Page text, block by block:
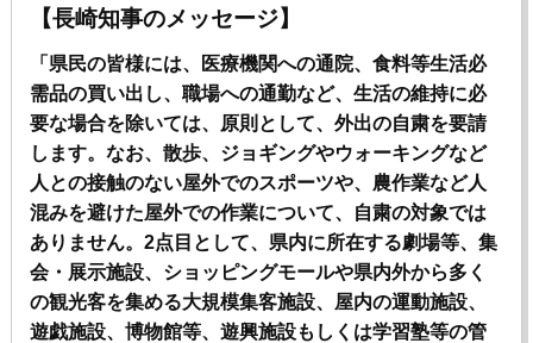
【長崎知事のメッセージ】
「県民の皆様には、医療機関への通院、食料等生活必
需品の買い出し、職場への通勤など、生活の維持に必
要な場合を除いては、原則として、外出の自粛を要請
します。なお、散歩、ジョギングやウォーキングなど
人との接触のない屋外でのスポーツや、農作業など人
混みを避けた屋外での作業について、自粛の対象では
ありません。2点目として、県内に所在する劇場等、集
会・展示施設、ショッピングモールや県内外から多く
の観光客を集める大規模集客施設、屋内の運動施設、
遊戯施設、博物館等、遊興施設もしくは学習塾等の管